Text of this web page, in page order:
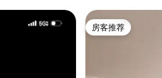
房客推荐
房客推荐